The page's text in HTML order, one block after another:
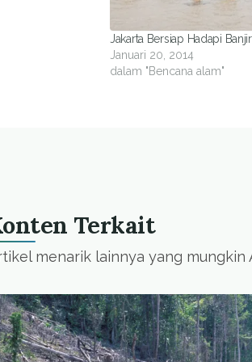
Jakarta Bersiap Hadapi
Januari 20, 2014
dalam "Bencana alam"
Terkait
menarik lainnya yang mungkin